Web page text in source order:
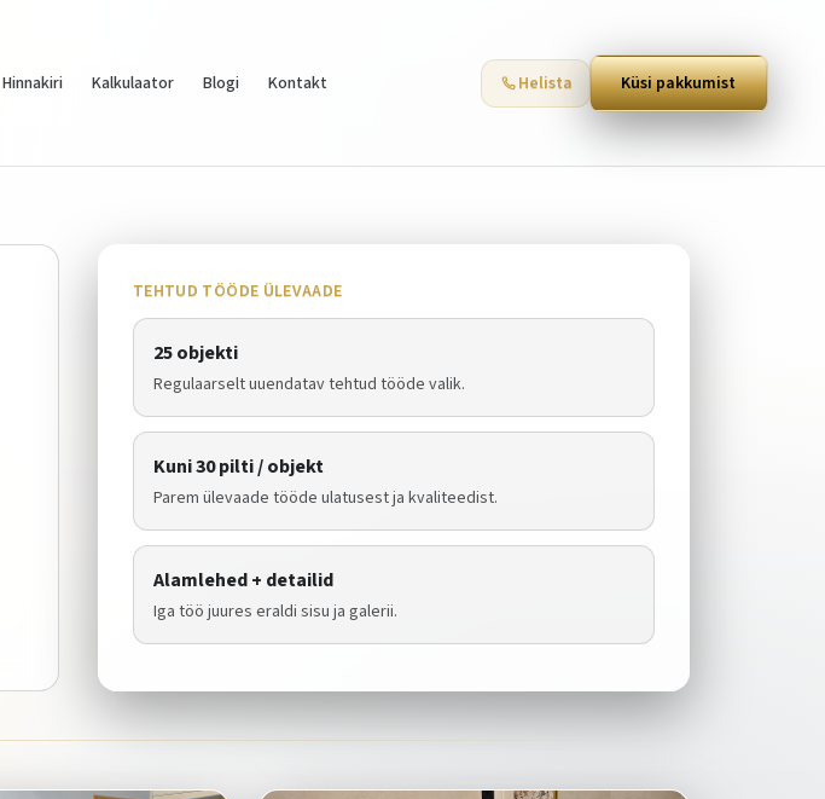
Hinnakiri Kalkulaator Blogi Kontakt Helista Küsi pakkumist
TEHTUD TÖÖDE ÜLEVAADE
25objekti
Regulaarselt uuendatav tehtud tööde valik.
Kuni30pilti / objekt
Parem ülevaade tööde ulatusest ja kvaliteedist.
Alamlehed + detailid
Iga töö juures eraldi sisu ja galerii.